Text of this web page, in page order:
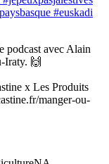
podcast avec Alain
Iraty. 🙌
x Les Produits
manger-ou-